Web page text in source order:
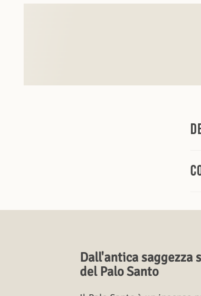
Dall'antica
del Palo Santo